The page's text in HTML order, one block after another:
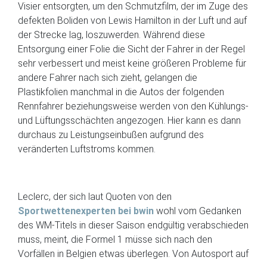
Visier entsorgten, um den Schmutzfilm, der im Zuge des
defekten Boliden von Lewis Hamilton in der Luft und auf
der Strecke lag, loszuwerden. Während diese
Entsorgung einer Folie die Sicht der Fahrer in der Regel
sehr verbessert und meist keine größeren Probleme für
andere Fahrer nach sich zieht, gelangen die
Plastikfolien manchmal in die Autos der folgenden
Rennfahrer beziehungsweise werden von den Kühlungs-
und Lüftungsschächten angezogen. Hier kann es dann
durchaus zu Leistungseinbußen aufgrund des
veränderten Luftstroms kommen.
Leclerc, der sich laut Quoten von den
Sportwettenexperten bei bwin wohl vom Gedanken
des WM-Titels in dieser Saison endgültig verabschieden
muss, meint, die Formel 1 müsse sich nach den
Vorfällen in Belgien etwas überlegen. Von Autosport auf